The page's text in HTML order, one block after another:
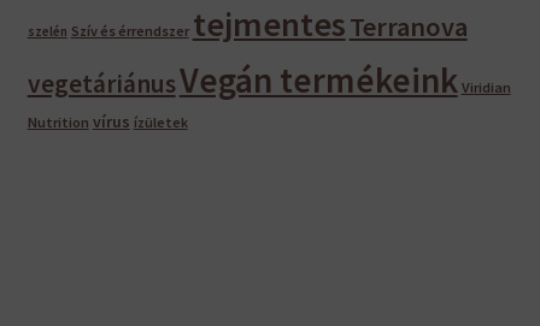
szelén Szív és érrendszer tejmentesTerranova
vegetáriánusVegán termékeink Viridian
Nutrition vírus ízületek